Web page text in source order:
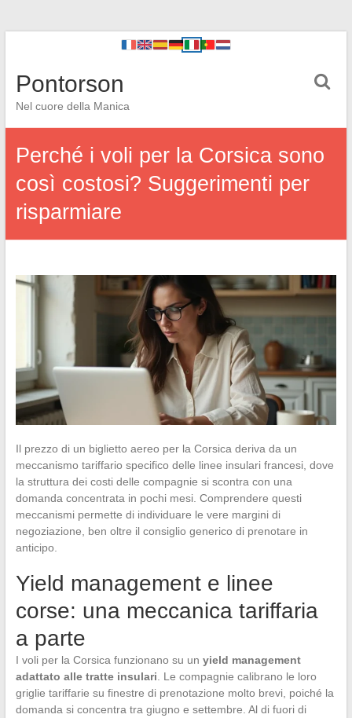
Pontorson
Nel cuore della Manica
Perché i voli per la Corsica sono
così costosi? Suggerimenti per
risparmiare
Il prezzo di un biglietto aereo per la Corsica deriva da un
meccanismo tariffario specifico delle linee insulari francesi, dove
la struttura dei costi delle compagnie si scontra con una
domanda concentrata in pochi mesi. Comprendere questi
meccanismi permette di individuare le vere margini di
negoziazione, ben oltre il consiglio generico di prenotare in
anticipo.
Yield management e linee
corse: una meccanica tariffaria
a parte
I voli per la Corsica funzionano su un yield management
adattato alle tratte insulari . Le compagnie calibrano le loro
griglie tariffarie su finestre di prenotazione molto brevi, poiché la
domanda si concentra tra giugno e settembre. Al di fuori di